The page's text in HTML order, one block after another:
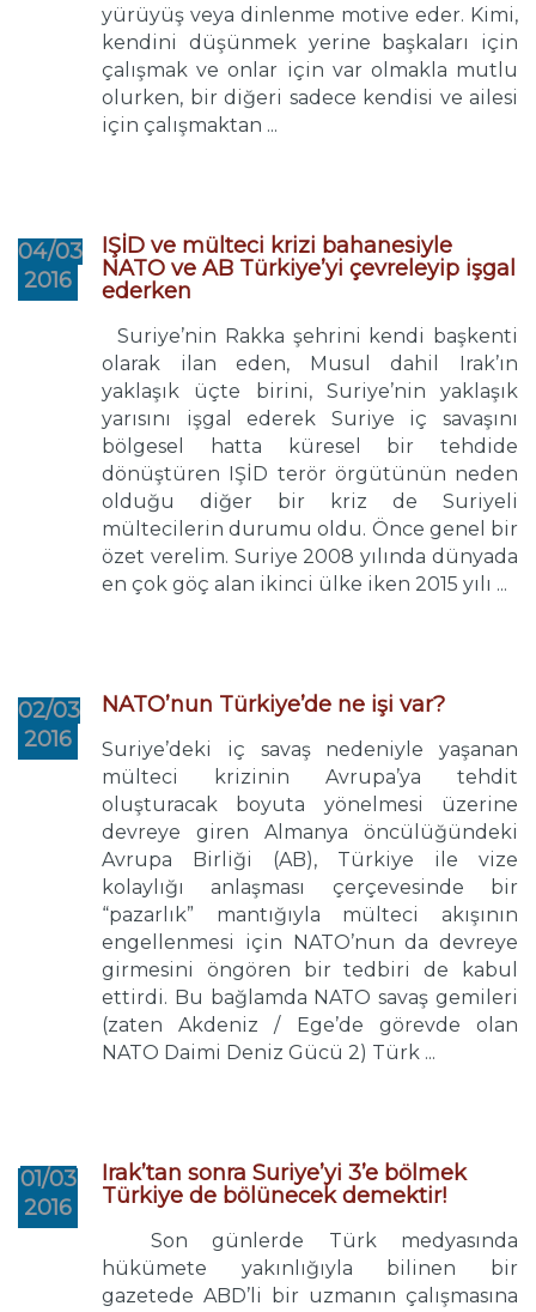
yürüyüş veya dinlenme motive eder. Kimi,
kendini düşünmek yerine başkaları için
çalışmak ve onlar için var olmakla mutlu
olurken, bir diğeri sadece kendisi ve ailesi
için çalışmaktan ...
04/03
2016
IŞİD ve mülteci krizi bahanesiyle
NATO ve AB Türkiye’yi çevreleyip işgal
ederken
Suriye’nin Rakka şehrini kendi başkenti
olarak ilan eden, Musul dahil Irak’ın
yaklaşık üçte birini, Suriye’nin yaklaşık
yarısını işgal ederek Suriye iç savaşını
bölgesel hatta küresel bir tehdide
dönüştüren IŞİD terör örgütünün neden
olduğu diğer bir kriz de Suriyeli
mültecilerin durumu oldu. Önce genel bir
özet verelim. Suriye 2008 yılında dünyada
en çok göç alan ikinci ülke iken 2015 yılı ...
02/03
2016
NATO’nun Türkiye’de ne işi var?
Suriye’deki iç savaş nedeniyle yaşanan
mülteci krizinin Avrupa’ya tehdit
oluşturacak boyuta yönelmesi üzerine
devreye giren Almanya öncülüğündeki
Avrupa Birliği (AB), Türkiye ile vize
kolaylığı anlaşması çerçevesinde bir
“pazarlık” mantığıyla mülteci akışının
engellenmesi için NATO’nun da devreye
girmesini öngören bir tedbiri de kabul
ettirdi. Bu bağlamda NATO savaş gemileri
(zaten Akdeniz / Ege’de görevde olan
NATO Daimi Deniz Gücü 2) Türk ...
01/03
2016
Irak’tan sonra Suriye’yi 3’e bölmek
Türkiye de bölünecek demektir!
Son günlerde Türk medyasında
hükümete yakınlığıyla bilinen bir
gazetede ABD’li bir uzmanın çalışmasına